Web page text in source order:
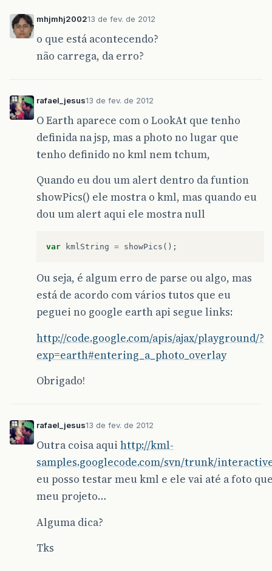
mhjmhj200213 de fev. de 2012
o que está acontecendo?
não carrega, da erro?
rafael_jesus13 de fev. de 2012
O Earth aparece com o LookAt que tenho
definida na jsp, mas a photo no lugar que
tenho definido no kml nem tchum,
Quando eu dou um alert dentro da funtion
showPics() ele mostra o kml, mas quando eu
dou um alert aqui ele mostra null
var kmlString = showPics ();
Ou seja, é algum erro de parse ou algo, mas
está de acordo com vários tutos que eu
peguei no google earth api segue links:
http://code.google.com/apis/ajax/playground/?
exp=earth#entering_a_photo_overlay
Obrigado!
rafael_jesus13 de fev. de 2012
Outra coisa aqui http://kml-
samples.googlecode.com/svn/trunk/
eu posso testar meu kml e ele vai até a foto
meu projeto…
Alguma dica?
Tks